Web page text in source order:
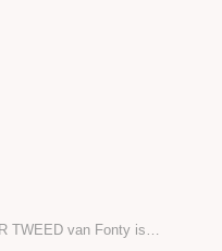
TWEED van Fonty is…